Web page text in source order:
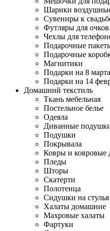
Шарики
Сувениры к
Футляры для очков
Чехлы для
Подарочные
Подарочные
Магнитики
Подарки на 8 марта
Подарки на 14
Домашний текстиль
Ткань мебельная
Постельное белье
Одеяла
Диванные
Подушки
Покрывала
Ковры и ковровые
Пледы
Шторы
Скатерти
Полотенца
Сидушки на стулья
Халаты домашние
Махровые халаты
Фартуки